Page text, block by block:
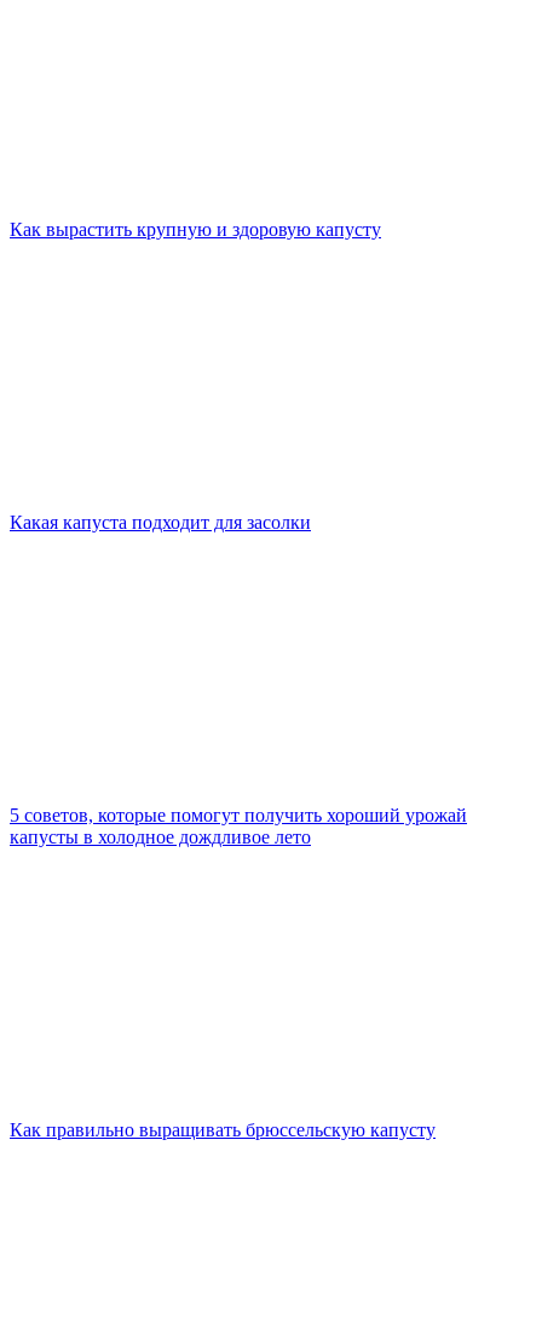
Как вырастить крупную и здоровую капусту
Какая капуста подходит для засолки
5 советов, которые помогут получить хороший урожай
капусты в холодное дождливое лето
Как правильно выращивать брюссельскую капусту